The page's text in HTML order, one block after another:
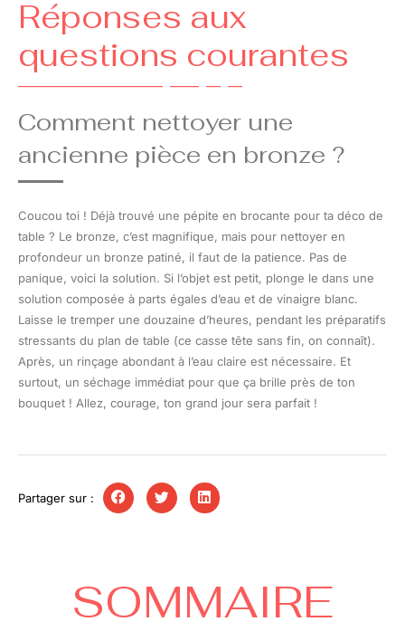
Réponses aux
questions courantes
Comment nettoyer une
ancienne pièce en bronze ?
Coucou toi ! Déjà trouvé une pépite en brocante pour ta déco de
table ? Le bronze, c’est magnifique, mais pour nettoyer en
profondeur un bronze patiné, il faut de la patience. Pas de
panique, voici la solution. Si l’objet est petit, plonge le dans une
solution composée à parts égales d’eau et de vinaigre blanc.
Laisse le tremper une douzaine d’heures, pendant les préparatifs
stressants du plan de table (ce casse tête sans fin, on connaît).
Après, un rinçage abondant à l’eau claire est nécessaire. Et
surtout, un séchage immédiat pour que ça brille près de ton
bouquet ! Allez, courage, ton grand jour sera parfait !
Partager sur :
SOMMAIRE